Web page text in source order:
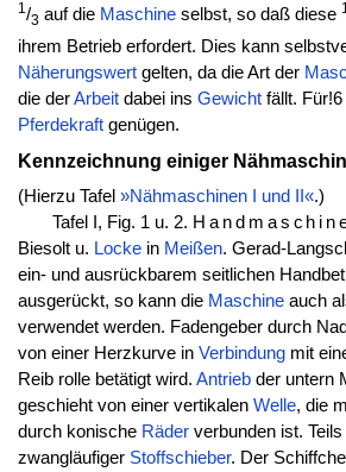
1/3 auf die Maschineselbst, so daß diese
ihrem Betrieb erfordert. Dies kann
Näherungswertgelten, da die Art der
die derArbeitdabei ins Gewichtfällt. Für!6
Pferdekraftgenügen.
Kennzeichnung einiger
(Hierzu Tafel »Nähmaschinen I und II«.)
Tafel I, Fig. 1 u. 2.
Biesolt u. Lockein Meißen. Gerad-
ein- und ausrückbarem seitlichen
ausgerückt, so kann die Maschineauch
verwendet werden. Fadengeber durch
von einer Herzkurve in Verbindungmit
Reib rolle betätigt wird. Antriebder untern
geschieht von einer vertikalen Welle, die
durch konische Räderverbunden ist.
zwangläufiger Stoffschieber. Der